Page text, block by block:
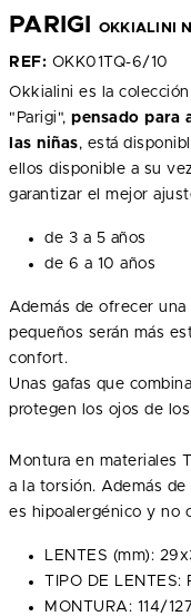
PARIGI OKKIALINI
REF: OKK01TQ-6/10
Okkialini es la
"Parigi", pensado para
las niñas, está
ellos disponible a su
garantizar el mejor
de 3 a 5 años
de 6 a 10 años
Además de ofrecer una
pequeños serán más
confort.
Unas gafas que
protegen los ojos de
Montura en materiales
a la torsión. Además
es hipoalergénico y no
LENTES (mm):
TIPO DE
MONTURA: 114/